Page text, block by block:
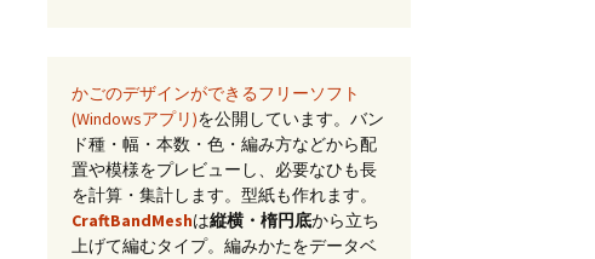
かごのデザインができるフリーソフト
(Windowsアプリ)を公開しています。バン
ド種・幅・本数・色・編み方などから配
置や模様をプレビューし、必要なひも長
を計算・集計します。型紙も作れます。
CraftBandMeshは縦横・楕円底から立ち
上げて編むタイプ。編みかたをデータベ